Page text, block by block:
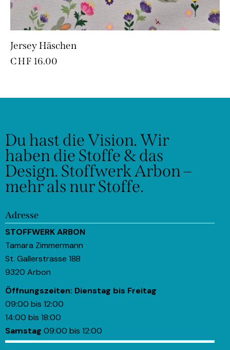
Jersey Häschen
CHF 16.00
Du hast die Vision.Wir
haben die Stoffe & das
Design. Stoffwerk Arbon –
mehr als nur Stoffe.
Adresse
STOFFWERK ARBON
Tamara Zimmermann
St. Gallerstrasse 18B
9320 Arbon
Öffnungszeiten: Dienstag bis Freitag
09:00 bis 12:00
14:00 bis 18:00
Samstag 09:00 bis 12:00